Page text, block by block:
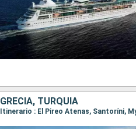
GRECIA, TURQUÍA
Itinerario : El Pireo Atenas, Santoríni,